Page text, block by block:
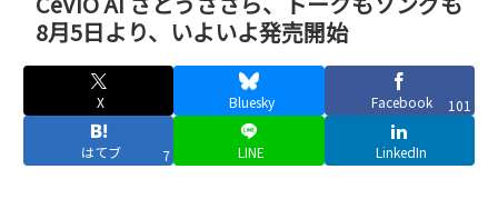
8月5日より、いよいよ発売開始
X Bluesky Facebook 101
はてブ 7 LINE LinkedIn